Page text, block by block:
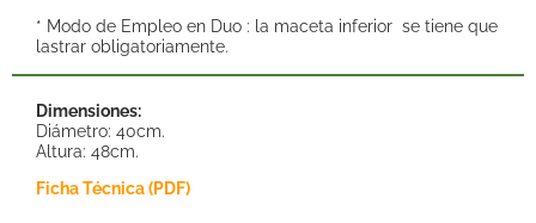
* Modo de Empleo en Duo : la maceta inferior se tiene que
lastrar obligatoriamente.
Dimensiones:
Diámetro: 40cm.
Altura: 48cm.
Ficha Técnica (PDF)